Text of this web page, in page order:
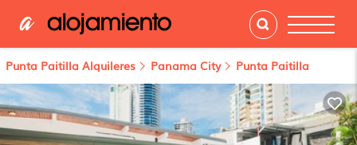
Punta Paitilla Alquileres Panama City Punta Paitilla